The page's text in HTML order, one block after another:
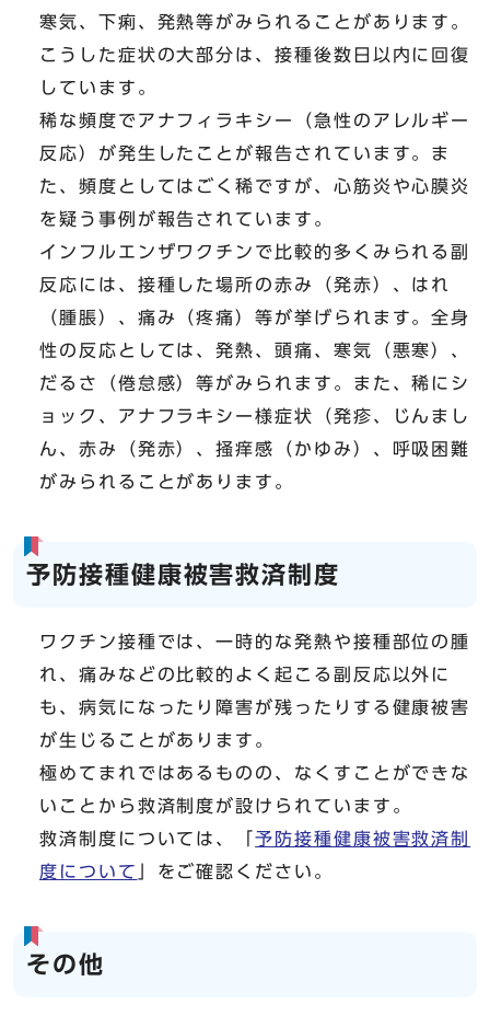
寒気、下痢、発熱等がみられることがあります。
こうした症状の大部分は、接種後数日以内に回復
しています。
稀な頻度でアナフィラキシー（急性のアレルギー
反応）が発生したことが報告されています。ま
た、頻度としてはごく稀ですが、心筋炎や心膜炎
を疑う事例が報告されています。
インフルエンザワクチンで比較的多くみられる副
反応には、接種した場所の赤み（発赤）、はれ
（腫脹）、痛み（疼痛）等が挙げられます。全身
性の反応としては、発熱、頭痛、寒気（悪寒）、
だるさ（倦怠感）等がみられます。また、稀にシ
ョック、アナフラキシー様症状（発疹、じんまし
ん、赤み（発赤）、掻痒感（かゆみ）、呼吸困難
がみられることがあります。
予防接種健康被害救済制度
ワクチン接種では、一時的な発熱や接種部位の腫
れ、痛みなどの比較的よく起こる副反応以外に
も、病気になったり障害が残ったりする健康被害
が生じることがあります。
極めてまれではあるものの、なくすことができな
いことから救済制度が設けられています。
救済制度については、「予防接種健康被害救済制
度について
」をご確認ください。
その他